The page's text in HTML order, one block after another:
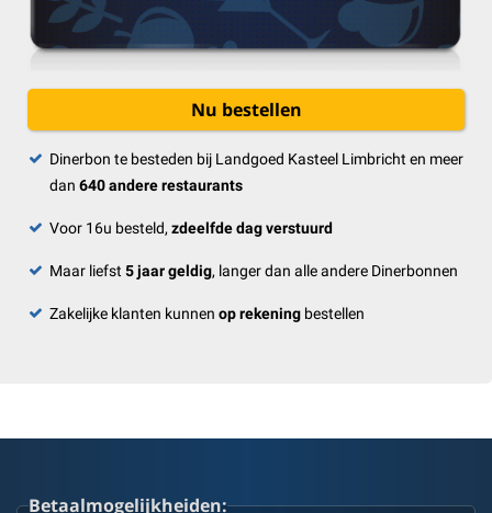
Nu bestellen
Dinerbon te besteden bij Landgoed Kasteel Limbricht en meer
dan 640 andere restaurants
Voor 16u besteld, zdeelfde dag verstuurd
Maar liefst 5 jaar geldig, langer dan alle andere Dinerbonnen
Zakelijke klanten kunnen op rekening bestellen
Betaalmogelijkheiden: